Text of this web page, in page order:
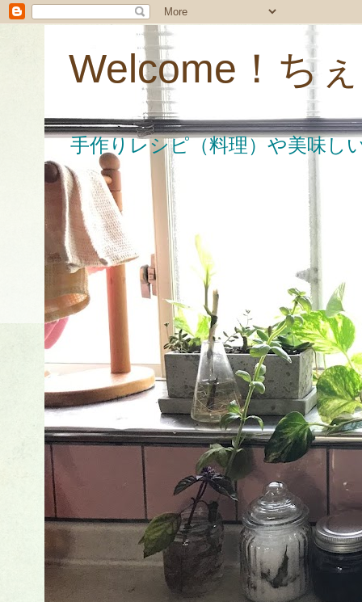
Welcome！ち
手作りレシピ（料理）や美味し